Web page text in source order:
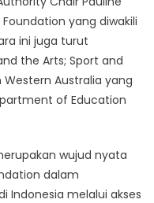
di
Indonesia
yang diwakili
ini juga turut
the Arts; Sport and
Australia yang
of Education
wujud nyata
dalam
Indonesia melalui akses